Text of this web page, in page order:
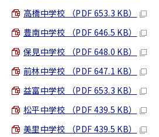
高橋中学校 （PDF 653.3 KB）
豊南中学校 （PDF 646.5 KB）
保見中学校 （PDF 648.0 KB）
前林中学校 （PDF 647.1 KB）
益富中学校 （PDF 653.3 KB）
松平中学校 （PDF 439.5 KB）
美里中学校 （PDF 439.5 KB）